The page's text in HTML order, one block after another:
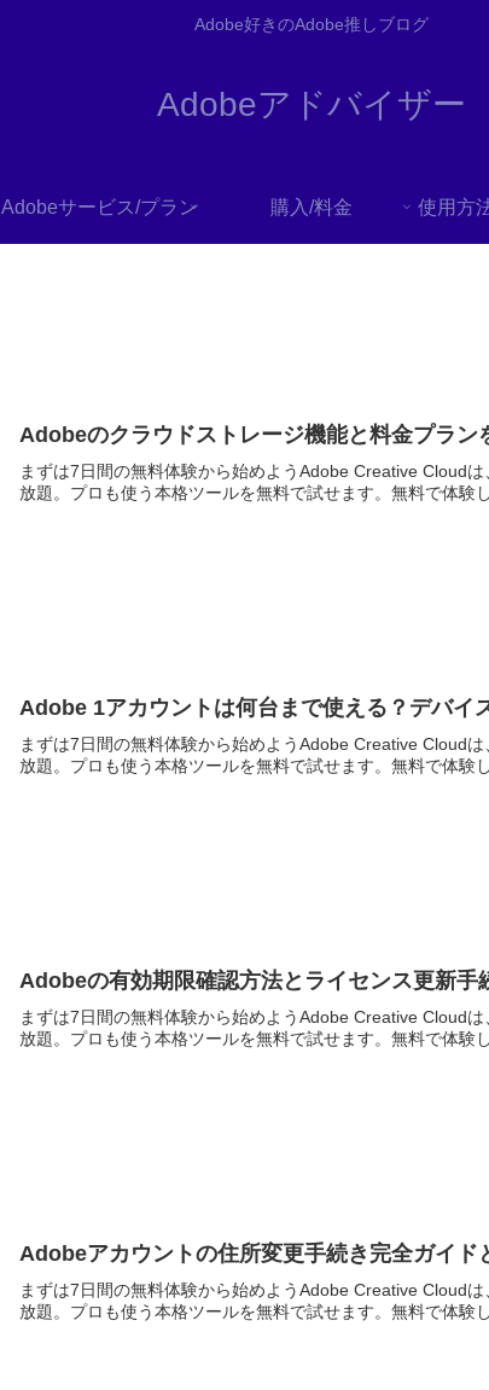
Adobe好きのAdobe推しブログ
Adobeアドバイザー
Adobeサービス/プラン 購入/料金
Adobeのクラウドストレージ機能と料金プラン
まずは7日間の無料体験から始めようAdobe Creative Cloud
放題。プロも使う本格ツールを無料で試せます。無料で体験
Adobe 1アカウントは何台まで使える？デバイ
まずは7日間の無料体験から始めようAdobe Creative Cloud
放題。プロも使う本格ツールを無料で試せます。無料で体験
Adobeの有効期限確認方法とライセンス更新手
まずは7日間の無料体験から始めようAdobe Creative Cloud
放題。プロも使う本格ツールを無料で試せます。無料で体験
Adobeアカウントの住所変更手続き完全ガイド
まずは7日間の無料体験から始めようAdobe Creative Cloud
放題。プロも使う本格ツールを無料で試せます。無料で体験